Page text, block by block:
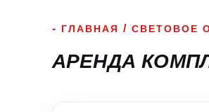
АРЕНДА
ГЛАВНАЯ / СВЕТОВОЕ